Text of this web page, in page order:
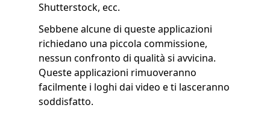
Shutterstock, ecc.
Sebbene alcune di queste applicazioni
richiedano una piccola commissione,
nessun confronto di qualità si avvicina.
Queste applicazioni rimuoveranno
facilmente i loghi dai video e ti lasceranno
soddisfatto.